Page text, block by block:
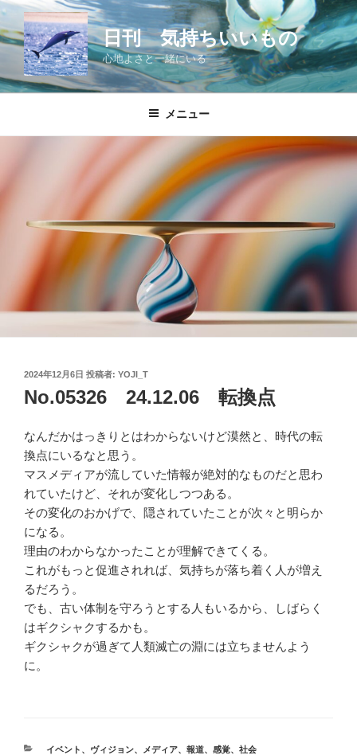
コ
ン
テ
ツ
日刊 気持ちいいもの
心地よさと一緒にいる
メニュー
投
稿
日:
2024年12月6日 投稿者: YOJI_T
No.05326 24.12.06 転換点
なんだかはっきりとはわからないけど漠然と、時代の転
換点にいるなと思う。
マスメディアが流していた情報が絶対的なものだと思わ
れていたけど、それが変化しつつある。
その変化のおかげで、隠されていたことが次々と明らか
になる。
理由のわからなかったことが理解できてくる。
これがもっと促進されれば、気持ちが落ち着く人が増え
るだろう。
でも、古い体制を守ろうとする人もいるから、しばらく
はギクシャクするかも。
ギクシャクが過ぎて人類滅亡の淵には立ちませんよう
に。
カ
イベント 、 ヴィジョン、 メディア、 報道、 感覚、 社会